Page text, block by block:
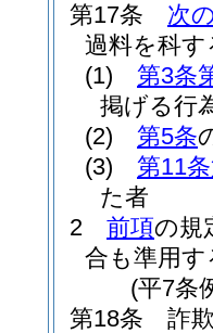
第17条
次
過料を科す
(1)
第3条
掲げる行
(2)
第5条
(3)
第11
た者
2
前項の規
合も準用す
(平7条
第18条
詐